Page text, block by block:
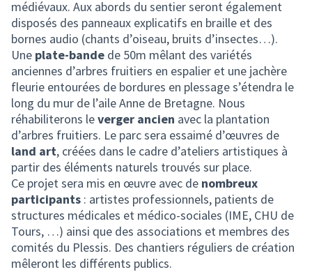
médiévaux. Aux abords du sentier seront également
disposés des panneaux explicatifs en braille et des
bornes audio (chants d’oiseau, bruits d’insectes…).
Une plate-bande de 50m mêlant des variétés
anciennes d’arbres fruitiers en espalier et une jachère
fleurie entourées de bordures en plessage s’étendra le
long du mur de l’aile Anne de Bretagne. Nous
réhabiliterons leverger ancien avec la plantation
d’arbres fruitiers. Le parc sera essaimé d’œuvres de
land art, créées dans le cadre d’ateliers artistiques à
partir des éléments naturels trouvés sur place.
Ce projet sera mis en œuvre avec de nombreux
participants : artistes professionnels, patients de
structures médicales et médico-sociales (IME, CHU de
Tours, …) ainsi que des associations et membres des
comités du Plessis. Des chantiers réguliers de création
mêleront les différents publics.